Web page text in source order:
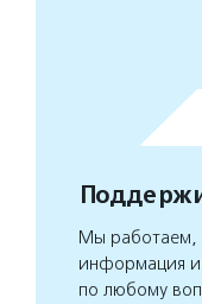
Мы работаем,
информация и
по любому